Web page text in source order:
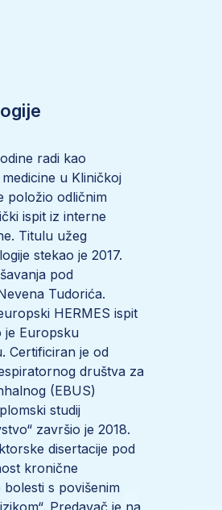
radi kao
u Kliničkoj
položio odličnim
ispit iz interne
Titulu užeg
stekao je 2017.
pod
Tudorića.
HERMES ispit
je Europsku
Certificiran je od
društva za
(EBUS)
studij
završio je 2018.
disertacije pod
kronične
s povišenim
Predavač je na